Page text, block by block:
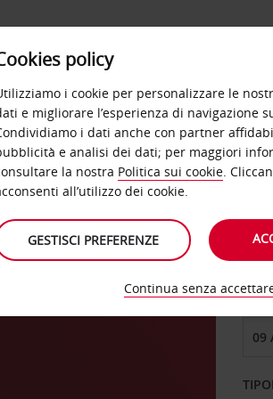
OFFERTE
DAL
policy
i cookie per personalizzare le
e migliorare l’esperienza di navigazione
i dati anche con partner
e analisi dei dati; per maggiori
la nostra Politica sui cookie.
all’utilizzo dei cookie.
GESTISCI PREFERENZE
Continua senza